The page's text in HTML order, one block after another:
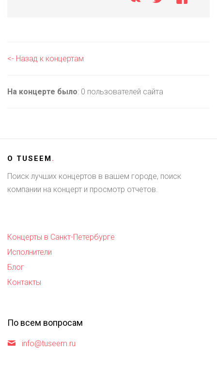
<- Назад к концертам
На концерте было: 0 пользователей сайта
О TUSEEM.
Поиск лучших концертов в вашем городе, поиск
компании на концерт и просмотр отчетов.
Концерты в Санкт-Петербурге
Исполнители
Блог
Контакты
По всем вопросам
info@tuseem.ru